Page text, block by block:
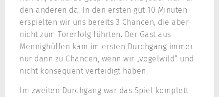
den anderen da. In den ersten gut 10 Minuten
erspielten wir uns bereits 3 Chancen, die aber
nicht zum Torerfolg führten. Der Gast aus
Mennighüffen kam im ersten Durchgang immer
nur dann zu Chancen, wenn wir „vogelwild“ und
nicht konsequent verteidigt haben.
Im zweiten Durchgang war das Spiel komplett